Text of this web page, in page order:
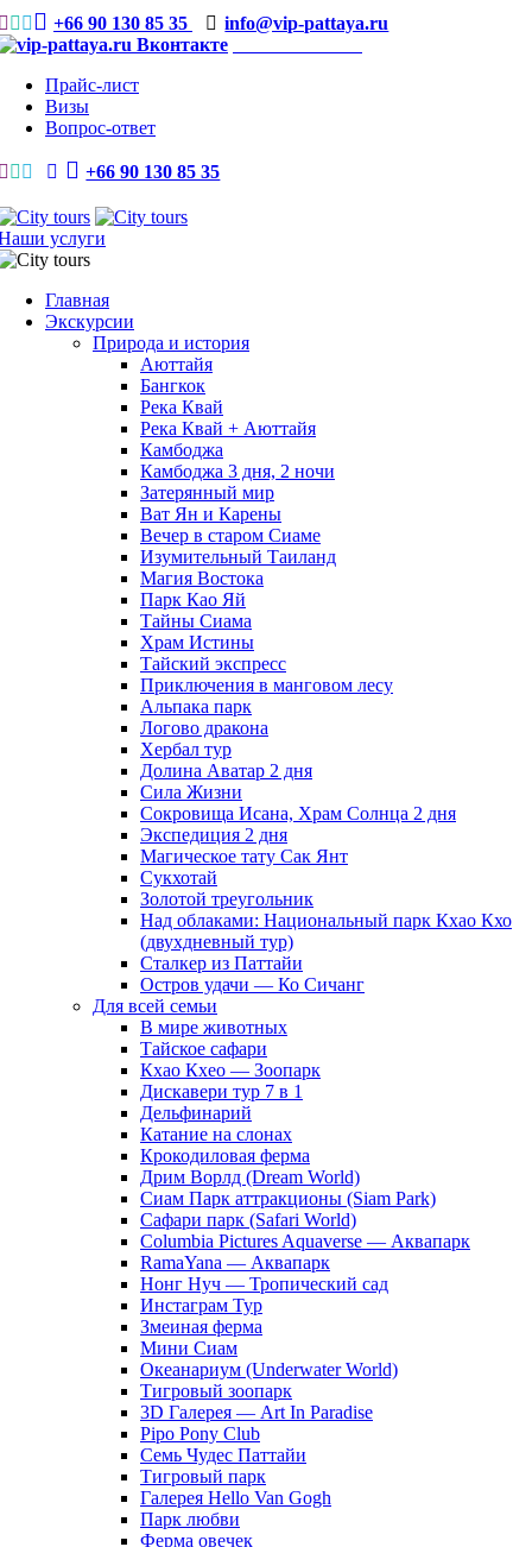
+66 90 130 85 35
info@vip-pattaya.ru
Прайс-лист
Визы
Вопрос-ответ
+66 90 130 85 35
услуги
Главная
Экскурсии
Природа и история
Аюттайя
Бангкок
Река Квай
Река Квай + Аюттайя
Камбоджа
Камбоджа 3 дня, 2 ночи
Затерянный мир
Ват Ян и Карены
Вечер в старом Сиаме
Изумительный Таиланд
Магия Востока
Парк Као Яй
Тайны Сиама
Храм Истины
Тайский экспресс
Приключения в манговом лесу
Альпака парк
Логово дракона
Хербал тур
Долина Аватар 2 дня
Сила Жизни
Сокровища Исана, Храм Солнца 2 дня
Экспедиция 2 дня
Магическое тату Cак Янт
Сукхотай
Золотой треугольник
Над облаками: Национальный парк Кхао Кхо
(двухдневный тур)
Сталкер из Паттайи
Остров удачи — Ко Сичанг
Для всей семьи
В мире животных
Тайское сафари
Кхао Кхео — Зоопарк
Дискавери тур 7 в 1
Дельфинарий
Катание на слонах
Крокодиловая ферма
Дрим Ворлд (Dream World)
Сиам Парк аттракционы (Siam Park)
Сафари парк (Safari World)
Columbia Pictures Aquaverse — Аквапарк
RamaYana — Аквапарк
Нонг Нуч — Тропический сад
Инстаграм Тур
Змеиная ферма
Мини Сиам
Океанариум (Underwater World)
Тигровый зоопарк
3D Галерея — Art In Paradise
Pipo Pony Club
Семь Чудес Паттайи
Тигровый парк
Галерея Hello Van Gogh
Парк любви
Ферма овечек